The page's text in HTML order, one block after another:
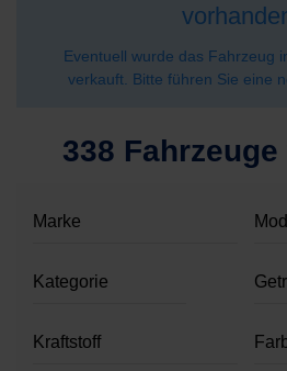
Eventuell wurde das Fahrzeug
verkauft. Bitte führen Sie eine
338